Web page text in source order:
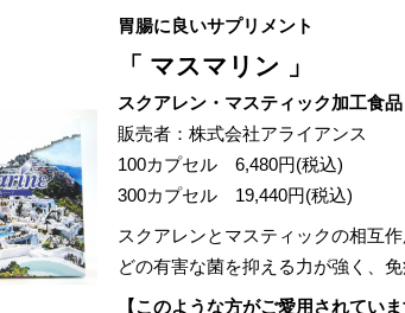
胃腸に良いサプリメント
「 マスマリン 」
スクアレン・マスティック加工食品
販売者：株式会社アライアンス
100カプセル 6,480円(税込)
300カプセル 19,440円(税込)
スクアレンとマスティックの相互
どの有害な菌を抑える力が強く、免
【このような方がご愛用されていま